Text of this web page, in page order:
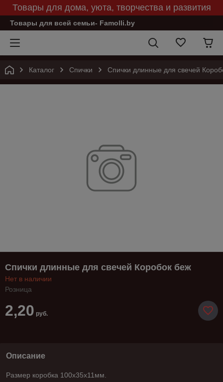
Товары для дома, уюта, творчества и развития
Товары для всей семьи- Famolli.by
Каталог Спички Спички длинные для свечей
Спички длинные для свечей Коробок беж
Нет в наличии
Розница
2,20 руб.
Описание
Размер коробка 100х35х11мм.